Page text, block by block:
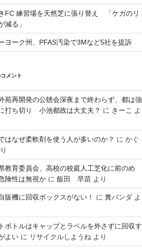
FC 練習場を天然芝に張り替え 「ケガのリ
減る」
ヨーク州、PFAS汚染で3Mなど5社を提訴
メント
苑再開発の公聴会深夜まで終わらず、都は強
打ち切り 小池都政は大丈夫？ に きーこ よ
はなぜ柔軟剤を使う人が多いのか？ に かぐ
教育委員会、高校の校庭人工芝化に前のめ
険性は無視かに 飯田 早苗より
販機に回収ボックスがない！ に 糞パンダよ
ボトルはキャップとラベルを外さずに回収す
よいに リサイクルしようねより